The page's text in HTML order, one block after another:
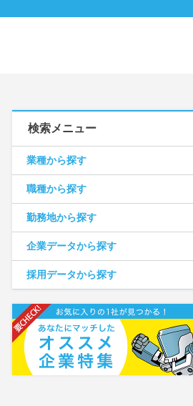
検索メニュー
業種から探す
職種から探す
勤務地から探す
企業データから探す
採用データから探す